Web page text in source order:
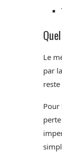
Le
par la
Pour